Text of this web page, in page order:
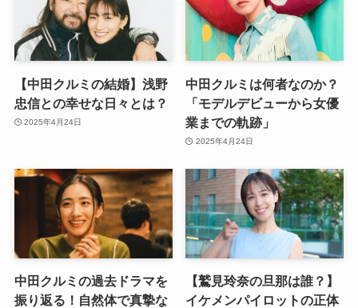
【中田クルミの結婚】浅野
忠信との幸せな日々とは？
2025年4月24日
中田クルミは何者なのか？
「モデルデビューから女優
業までの軌跡」
2025年4月24日
中田クルミの過去ドラマを
振り返る！自然体で真摯な
【鷲見玲奈の旦那は誰？】
イケメンパイロットの正体